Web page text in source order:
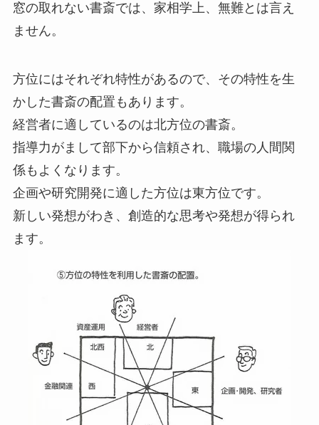
窓の取れない書斎では、家相学上、無難とは言え
ません。
方位にはそれぞれ特性があるので、その特性を生
かした書斎の配置もあります。
経営者に適しているのは北方位の書斎。
指導力がまして部下から信頼され、職場の人間関
係もよくなります。
企画や研究開発に適した方位は東方位です。
新しい発想がわき、創造的な思考や発想が得られ
ます。